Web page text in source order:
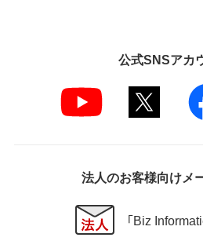
公式SNSアカ
法人のお客様向けメ
「Biz